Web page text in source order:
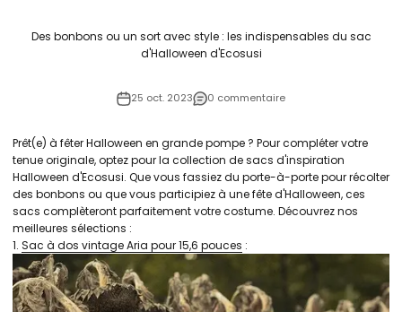
Des bonbons ou un sort avec style : les indispensables du sac
d'Halloween d'Ecosusi
25 oct. 2023 0 commentaire
Prêt(e) à fêter Halloween en grande pompe ? Pour compléter votre
tenue originale, optez pour la collection de sacs d'inspiration
Halloween d'Ecosusi. Que vous fassiez du porte-à-porte pour récolter
des bonbons ou que vous participiez à une fête d'Halloween, ces
sacs complèteront parfaitement votre costume. Découvrez nos
meilleures sélections :
1. Sac à dos vintage Aria pour 15,6 pouces :